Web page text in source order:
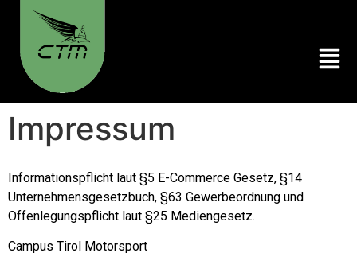
Impressum
Informationspflicht laut §5 E-Commerce Gesetz, §14
Unternehmensgesetzbuch, §63 Gewerbeordnung und
Offenlegungspflicht laut §25 Mediengesetz.
Campus Tirol Motorsport